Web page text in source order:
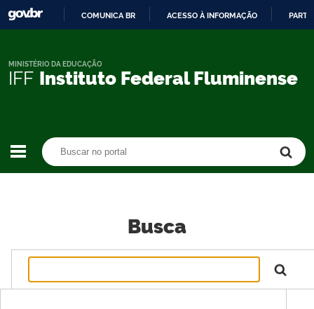
CONTEÚDO
COMUNICA BR ACESSO À INFORMAÇÃO
IFF Instituto Federal Fluminense
MINISTÉRIO DA EDUCAÇÃO
Busca